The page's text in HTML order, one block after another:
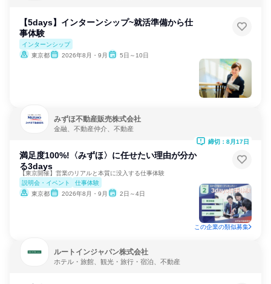
【5days】インターンシップ~就活準備から仕
事体験
インターンシップ
東京都
2026年8月・9月 5日～10日
みずほ不動産販売株式会社
金融、不動産仲介、不動産
満足度100%!〈みずほ〉に任せたい理由が分か
る3days
【東京開催】営業のリアルと本質に没入する仕事体験
説明会・イベント
仕事体験
東京都
2026年8月・9月 2日～4日
締切：8月17日
この企業の類似募集
ルートインジャパン株式会社
ホテル・旅館、観光・旅行・宿泊、不動産